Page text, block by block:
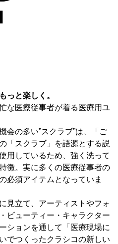
っと楽しく。
な医療従事者が着る医療用ユ
会の多い”スクラブ”は、「ご
「スクラブ」を語源とする説
用しているため、強く洗って
徴。実に多くの医療従事者の
必須アイテムとなっていま
見立て、アーティストやフォ
ビューティー・キャラクター
ションを通して「医療現場に
でつくったクラシコの新しい